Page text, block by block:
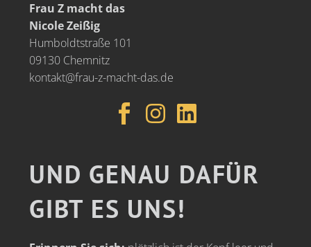
Frau Z macht das
Nicole Zeißig
Humboldtstraße 101
09130 Chemnitz
kontakt@frau-z-macht-das.de
UND GENAU DAFÜR
GIBT ES UNS!